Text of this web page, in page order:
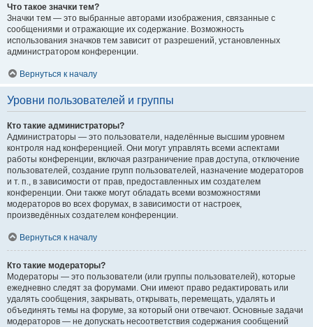
Что такое значки тем?
Значки тем — это выбранные авторами изображения, связанные с
сообщениями и отражающие их содержание. Возможность
использования значков тем зависит от разрешений, установленных
администратором конференции.
Вернуться к началу
Уровни пользователей и группы
Кто такие администраторы?
Администраторы — это пользователи, наделённые высшим уровнем
контроля над конференцией. Они могут управлять всеми аспектами
работы конференции, включая разграничение прав доступа, отключение
пользователей, создание групп пользователей, назначение модераторов
и т. п., в зависимости от прав, предоставленных им создателем
конференции. Они также могут обладать всеми возможностями
модераторов во всех форумах, в зависимости от настроек,
произведённых создателем конференции.
Вернуться к началу
Кто такие модераторы?
Модераторы — это пользователи (или группы пользователей), которые
ежедневно следят за форумами. Они имеют право редактировать или
удалять сообщения, закрывать, открывать, перемещать, удалять и
объединять темы на форуме, за который они отвечают. Основные задачи
модераторов — не допускать несоответствия содержания сообщений